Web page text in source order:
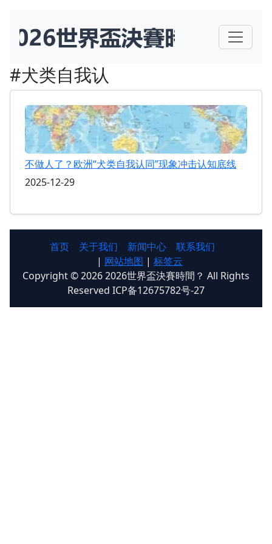
#犬类自我认
不做人了？欧洲“犬类自我认同”现象冲击认知底线
2025-12-29
首页 关于我们 新闻中心
联系我们
| 网站地图 | 标签云
Copyright © 2026 2026世界盃決賽時間？ All Rights
Reserved ICP备12675782号-27